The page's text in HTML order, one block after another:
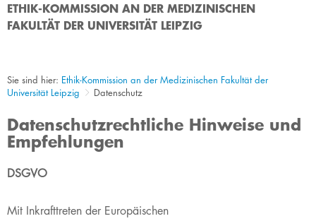
ETHIK-KOMMISSION AN DER MEDIZINISCHEN
FAKULTÄT DER UNIVERSITÄT LEIPZIG
Sie sind hier: Ethik-Kommission an der Medizinischen Fakultät der
Universität Leipzig
Datenschutz
Datenschutzrechtliche Hinweise und
Empfehlungen
DSGVO
Mit Inkrafttreten der Europäischen